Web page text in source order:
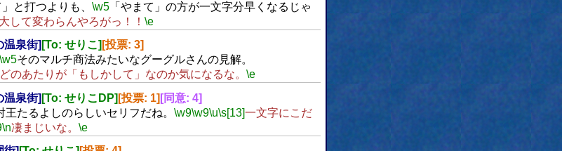
と打つよりも、 \w5「やまて」の方が一文字分早くなるじゃ
大して変わらんやろがっ！！ \e
温泉街] [To: せりこ] [投票: 3]
\w5そのマルチ商法みたいなグーグルさんの見解。
あたりが「もしかして」なのか気になるな。 \e
温泉街] [To: せりこDP] [投票: 1] [同意: 4]
王たるよしのらしいセリフだね。 \w9\w9\u\s[13]一文字にこだ
\n凄まじいな。 \e